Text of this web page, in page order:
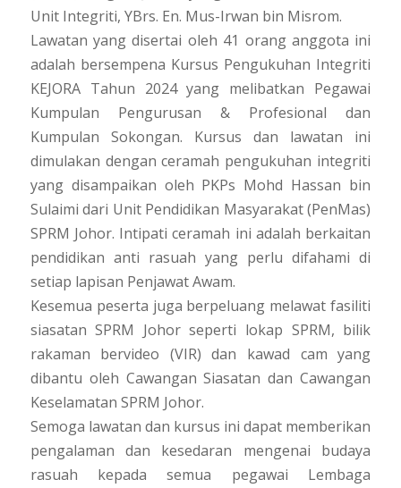
Unit Integriti, YBrs. En. Mus-Irwan bin Misrom.
Lawatan yang disertai oleh 41 orang anggota ini
adalah bersempena Kursus Pengukuhan Integriti
KEJORA Tahun 2024 yang melibatkan Pegawai
Kumpulan Pengurusan & Profesional dan
Kumpulan Sokongan. Kursus dan lawatan ini
dimulakan dengan ceramah pengukuhan integriti
yang disampaikan oleh PKPs Mohd Hassan bin
Sulaimi dari Unit Pendidikan Masyarakat (PenMas)
SPRM Johor. Intipati ceramah ini adalah berkaitan
pendidikan anti rasuah yang perlu difahami di
setiap lapisan Penjawat Awam.
Kesemua peserta juga berpeluang melawat fasiliti
siasatan SPRM Johor seperti lokap SPRM, bilik
rakaman bervideo (VIR) dan kawad cam yang
dibantu oleh Cawangan Siasatan dan Cawangan
Keselamatan SPRM Johor.
Semoga lawatan dan kursus ini dapat memberikan
pengalaman dan kesedaran mengenai budaya
rasuah kepada semua pegawai Lembaga